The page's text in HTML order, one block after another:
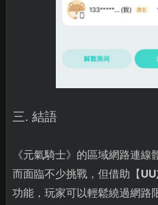
三. 結語
《元氣騎士》的區域網路連
而面臨不少挑戰，但借助【
功能，玩家可以輕鬆繞過網路